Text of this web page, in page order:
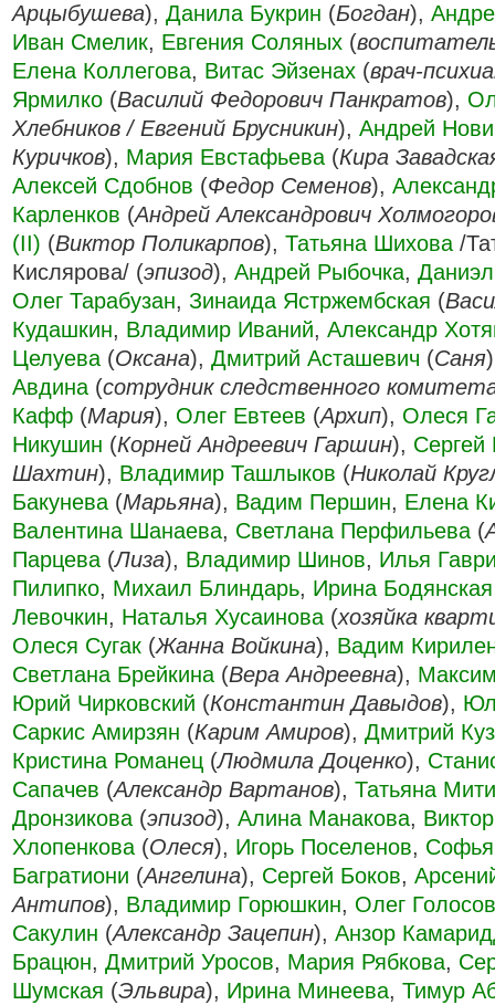
Арцыбушева), Данила Букрин (Богдан),
Иван Смелик, Евгения Соляных (
Елена Коллегова, Витас Эйзенах (врач-
Ярмилко (Василий Федорович Панкратов),
Хлебников / Евгений Брусникин), Андрей
Куричков), Мария Евстафьева (Кира
Алексей Сдобнов (Федор Семенов),
Карленков (Андрей Александрович
(II) (Виктор Поликарпов), Татьяна Шихова /
Кислярова/ (эпизод), Андрей Рыбочка,
Олег Тарабузан, Зинаида Ястржембская (
Кудашкин, Владимир Иваний, Александр
Целуева (Оксана), Дмитрий Асташевич (Саня
Авдина (сотрудник следственного
Кафф (Мария), Олег Евтеев (Архип), Олеся
Никушин (Корней Андреевич Гаршин), Сергей
Шахтин), Владимир Ташлыков (Николай
Бакунева (Марьяна), Вадим Першин, Елена
Валентина Шанаева, Светлана Перфильева (
Парцева (Лиза), Владимир Шинов, Илья
Пилипко, Михаил Блиндарь, Ирина Бодянская
Левочкин, Наталья Хусаинова (хозяйка
Олеся Сугак (Жанна Войкина), Вадим
Светлана Брейкина (Вера Андреевна),
Юрий Чирковский (Константин Давыдов),
Саркис Амирзян (Карим Амиров), Дмитрий
Кристина Романец (Людмила Доценко),
Сапачев (Александр Вартанов), Татьяна
Дронзикова (эпизод), Алина Манакова,
Хлопенкова (Олеся), Игорь Поселенов, Софья
Багратиони (Ангелина), Сергей Боков,
Антипов), Владимир Горюшкин, Олег Голосов
Сакулин (Александр Зацепин), Анзор
Брацюн, Дмитрий Уросов, Мария Рябкова,
Шумская (Эльвира), Ирина Минеева, Тимур